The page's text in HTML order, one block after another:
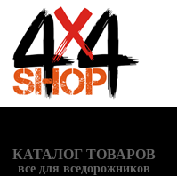
КАТАЛОГ ТОВАРОВ
все для вседорожников